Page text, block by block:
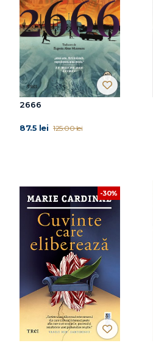
2666
87.5 lei 125.00 lei
-30%